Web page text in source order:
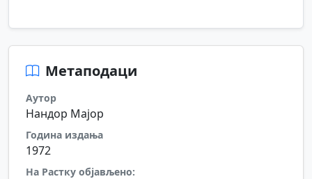
Метаподаци
Аутор
Нандор Мајор
Година издања
1972
На Растку објављено: